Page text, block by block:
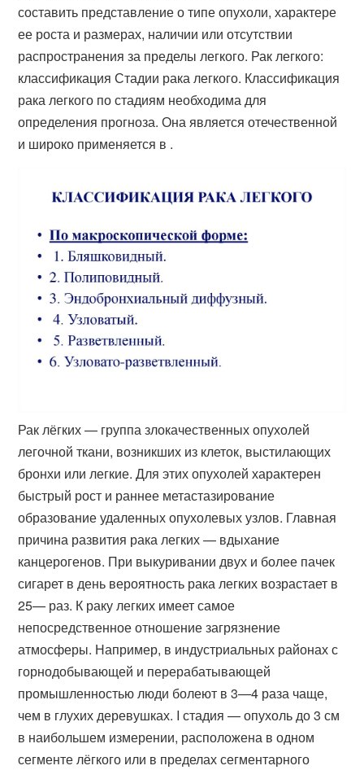
составить представление о типе опухоли, характере
ее роста и размерах, наличии или отсутствии
распространения за пределы легкого. Рак легкого:
классификация Стадии рака легкого. Классификация
рака легкого по стадиям необходима для
определения прогноза. Она является отечественной
и широко применяется в .
Рак лёгких — группа злокачественных опухолей
легочной ткани, возникших из клеток, выстилающих
бронхи или легкие. Для этих опухолей характерен
быстрый рост и раннее метастазирование
образование удаленных опухолевых узлов. Главная
причина развития рака легких — вдыхание
канцерогенов. При выкуривании двух и более пачек
сигарет в день вероятность рака легких возрастает в
25— раз. К раку легких имеет самое
непосредственное отношение загрязнение
атмосферы. Например, в индустриальных районах с
горнодобывающей и перерабатывающей
промышленностью люди болеют в 3—4 раза чаще,
чем в глухих деревушках. I стадия — опухоль до 3 см
в наибольшем измерении, расположена в одном
сегменте лёгкого или в пределах сегментарного